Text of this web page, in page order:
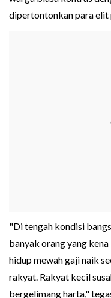
dipertontonkan para
"Di tengah kondisi
banyak orang yang
hidup mewah gaji naik
rakyat. Rakyat kecil
bergelimang harta,"